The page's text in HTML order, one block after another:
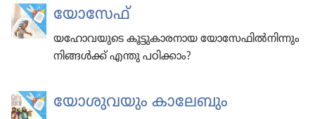
യോ​സേഫ്‌
യഹോവ​യു​ടെ കൂട്ടു​കാരനായ യോ​സേ​ഫിൽനി​ന്നും
നിങ്ങൾക്ക്‌ എന്തു പഠിക്കാം?
യോശു​വ​യും കാലേ​ബും